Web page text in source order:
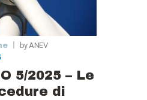
by ANEV
5/2025 – Le
di